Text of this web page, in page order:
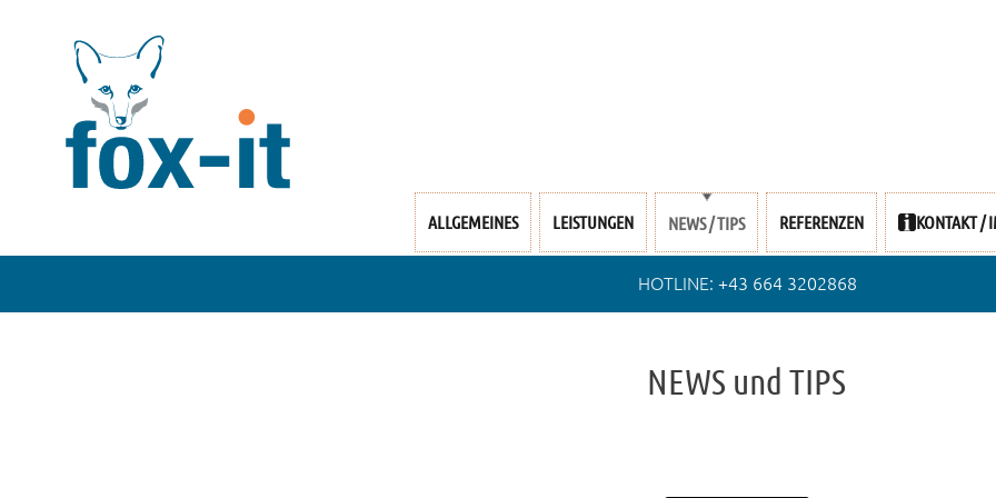
ALLGEMEINES LEISTUNGEN NEWS / TIPS REFERENZEN KONTAKT /
HOTLINE: +43 664 3202868
NEWS und TIPS